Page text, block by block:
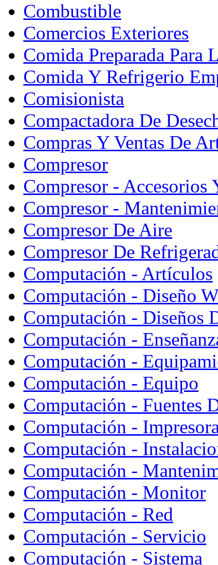
Combustible
Comercios Exteriores
Comida Preparada Para
Comida Y Refrigerio
Comisionista
Compactadora De
Compras Y Ventas De
Compresor
Compresor - Accesorios
Compresor -
Compresor De Aire
Compresor De
Computación - Artículos
Computación - Diseño
Computación - Diseños
Computación -
Computación -
Computación - Equipo
Computación - Fuentes
Computación -
Computación -
Computación -
Computación - Monitor
Computación - Red
Computación - Servicio
Computación - Sistema